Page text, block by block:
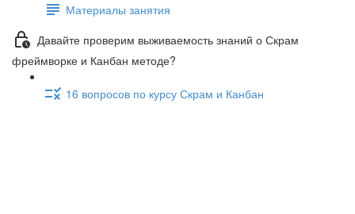
Материалы занятия
Давайте проверим выживаемость знаний о Скрам
фреймворке и Канбан методе?
16 вопросов по курсу Скрам и Канбан